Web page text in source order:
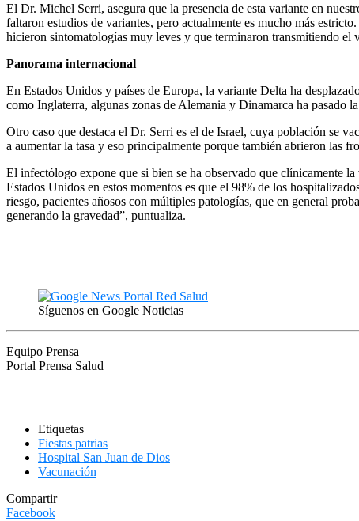
El Dr. Michel Serri, asegura que la presencia de esta variante en
faltaron estudios de variantes, pero actualmente es mucho más
hicieron sintomatologías muy leves y que terminaron transmitiendo el
Panorama internacional
En Estados Unidos y países de Europa, la variante Delta ha
como Inglaterra, algunas zonas de Alemania y Dinamarca ha pasado
Otro caso que destaca el Dr. Serri es el de Israel, cuya población se
a aumentar la tasa y eso principalmente porque también abrieron las
El infectólogo expone que si bien se ha observado que clínicamente
Estados Unidos en estos momentos es que el 98% de los
riesgo, pacientes añosos con múltiples patologías, que en general
generando la gravedad”, puntualiza.
Síguenos en Google Noticias
Equipo Prensa
Portal Prensa Salud
Etiquetas
Fiestas patrias
Hospital San Juan de Dios
Vacunación
Compartir
Facebook